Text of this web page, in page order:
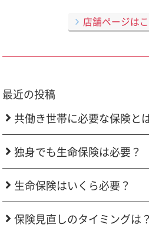
店舗ページは
最近の投稿
共働き世帯に必要な保険と
独身でも生命保険は必要？
生命保険はいくら必要？
保険見直しのタイミングは？